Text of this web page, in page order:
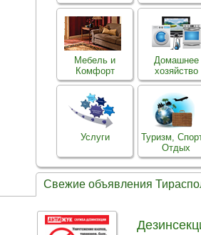
Мебель и
Комфорт
Домашнее
хозяйство
Услуги
Туризм,
Отдых
Свежие объявления